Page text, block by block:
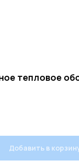
тепловое
Добавить в